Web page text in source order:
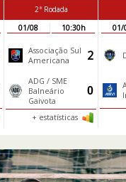
2ª Rodada
01/08
10:30h
Associação Sul
Americana
2
ADG / SME
Balneário
Gaivota
0
+ estatísticas
01/